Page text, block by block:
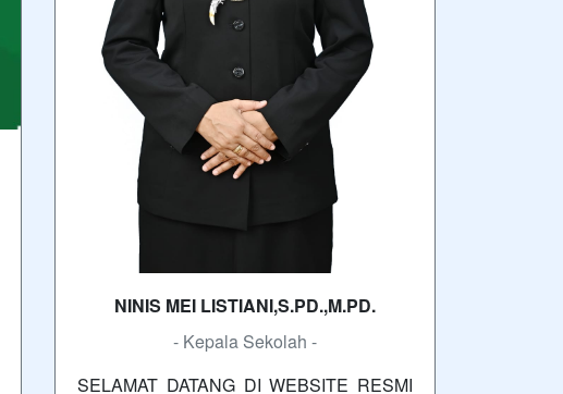
NINIS MEI LISTIANI,S.PD.,M.PD.
- Kepala Sekolah -
SELAMAT DATANG DI WEBSITE RESMI